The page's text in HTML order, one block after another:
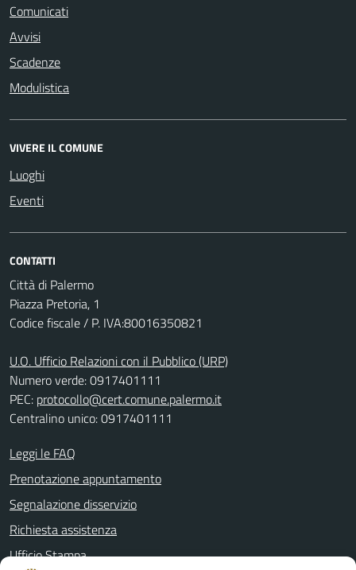
Comunicati
Avvisi
Scadenze
Modulistica
VIVERE IL COMUNE
Luoghi
Eventi
CONTATTI
Città di Palermo
Piazza Pretoria, 1
Codice fiscale / P. IVA:80016350821
U.O. Ufficio Relazioni con il Pubblico (URP)
Numero verde: 0917401111
PEC: protocollo@cert.comune.palermo.it
Centralino unico: 0917401111
Leggi le FAQ
Prenotazione appuntamento
Segnalazione disservizio
Richiesta assistenza
Ufficio Stampa